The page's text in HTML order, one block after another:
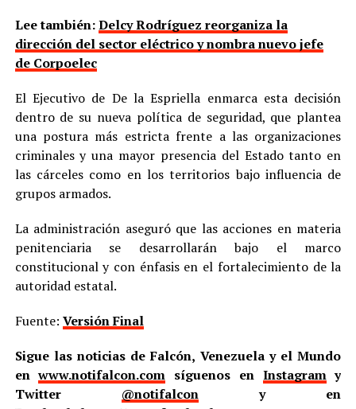
Lee también:Delcy Rodríguez reorganiza la
dirección del sector eléctrico y nombra nuevo jefe
de Corpoelec
El Ejecutivo de De la Espriella enmarca esta decisión
dentro de su nueva política de seguridad, que plantea
una postura más estricta frente a las organizaciones
criminales y una mayor presencia del Estado tanto en
las cárceles como en los territorios bajo influencia de
grupos armados.
La administración aseguró que las acciones en materia
penitenciaria se desarrollarán bajo el marco
constitucional y con énfasis en el fortalecimiento de la
autoridad estatal.
Fuente: Versión Final
Sigue las noticias de Falcón, Venezuela y el Mundo
enwww.notifalcon.com síguenos en Instagramy
Twitter @notifalcony en